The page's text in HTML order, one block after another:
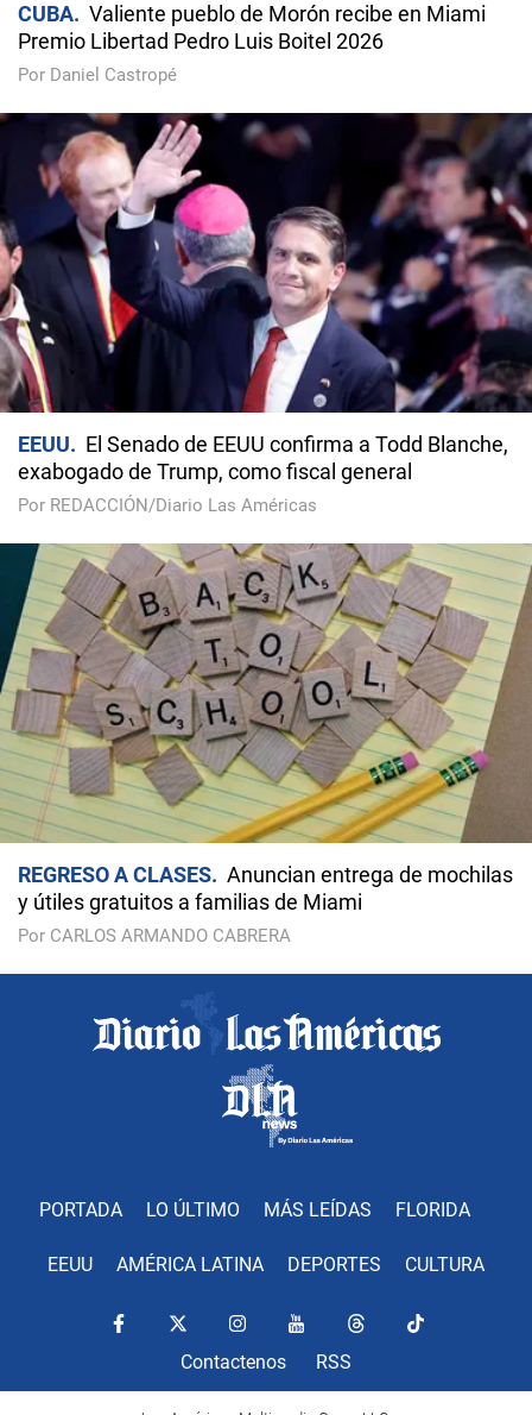
CUBA
Valiente pueblo de Morón recibe en Miami
Premio Libertad Pedro Luis Boitel 2026
Por Daniel Castropé
EEUU
El Senado de EEUU confirma a Todd Blanche,
exabogado de Trump, como fiscal general
Por REDACCIÓN/Diario Las Américas
REGRESO A CLASES
Anuncian entrega de mochilas
y útiles gratuitos a familias de Miami
Por CARLOS ARMANDO CABRERA
PORTADA LO ÚLTIMO MÁS LEÍDAS FLORIDA
EEUU AMÉRICA LATINA DEPORTES CULTURA
Contactenos RSS